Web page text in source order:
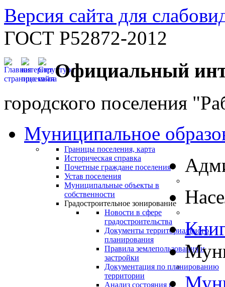
Версия сайта для
ГОСТ Р52872-2012
Официальный
городского поселения
Муниципальное
Границы поселения, карта
Историческая справка
Почетные граждане поселения
Устав поселения
Муниципальные объекты в
собственности
Градостроительное зонирование
Новости в сфере
градостроительства
Документы территориального
планирования
Правила землепользования и
застройки
Документация по планированию
территории
Анализ состояния и